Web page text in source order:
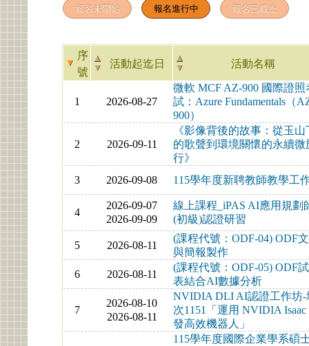
序
號
活動起迄日 活動名稱
1 2026-08-27
微軟 MCF AZ-900 國際證照
試：Azure Fundamentals（
900）
2 2026-09-11
《影像背後的故事：從玉山
的歌聲到環境關懷的永續微
行》
3
2026-09-08 115學年度新聘教師教學工
4
2026-09-07
2026-09-09
線上課程_iPAS AI應用規劃
(初級)認證研習
5 2026-08-11
(課程代號：ODF-04) ODF
與簡報製作
6
2026-08-11
(課程代號：ODF-05) ODF
表結合AI數據分析
7
2026-08-10
2026-08-11
NVIDIA DLI AI認證工作坊-
次1151「運用 NVIDIA Isaac
發高效機器人」
115學年度國際企業學系碩